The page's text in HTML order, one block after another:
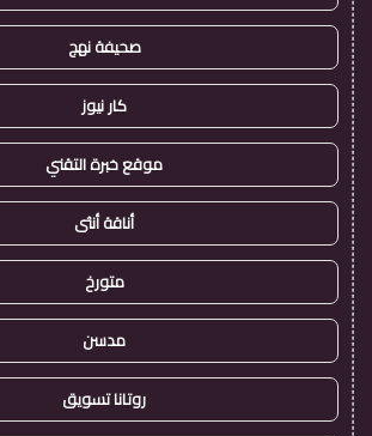
صحيفة نهج
كار نيوز
موقع خبرة التقني
أناقة أنثى
متورخ
مدسن
روتانا تسويق